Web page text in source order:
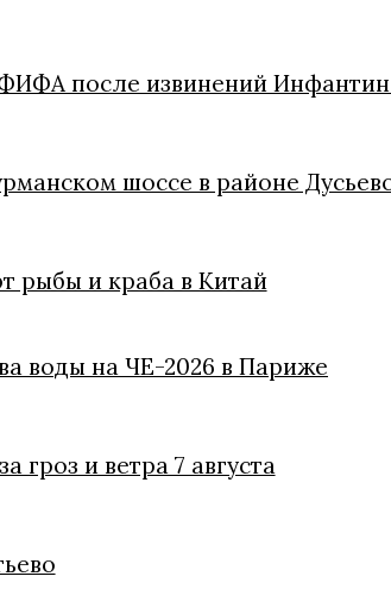
после извинений
шоссе в районе
рыбы и краба в Китай
воды на ЧЕ-2026 в Париже
и ветра 7 августа